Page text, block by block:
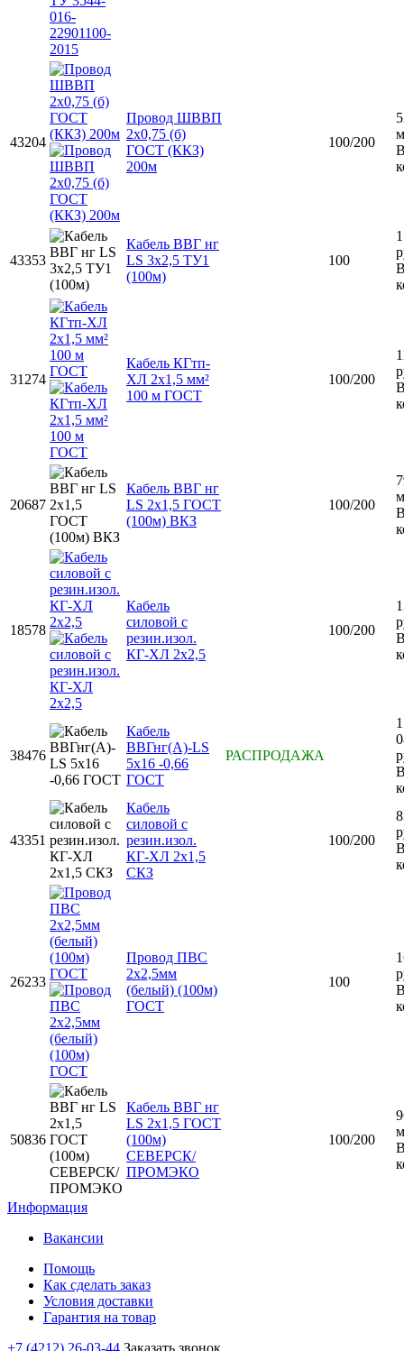
43204
Провод ШВВП
2х0,75 (б)
ГОСТ (ККЗ)
200м
100/200
м
43353
Кабель ВВГ нг
LS 3x2,5 ТУ1
(100м)
100
31274
Кабель КГтп-
ХЛ 2х1,5 мм²
100 м ГОСТ
100/200
20687
Кабель ВВГ нг
LS 2х1,5 ГОСТ
(100м) ВКЗ
100/200
м
18578
Кабель
силовой с
резин.изол.
КГ-ХЛ 2х2,5
100/200
38476
Кабель
ВВГнг(А)-LS
5х16 -0,66
ГОСТ
РАСПРОДАЖА
1
43351
Кабель
силовой с
резин.изол.
КГ-ХЛ 2х1,5
СКЗ
100/200
26233
Провод ПВС
2х2,5мм
(белый) (100м)
ГОСТ
100
50836
Кабель ВВГ нг
LS 2х1,5 ГОСТ
(100м)
СЕВЕРСК/
ПРОМЭКО
100/200
м
Информация
Вакансии
Помощь
Как сделать заказ
Условия доставки
Гарантия на товар
+7 (4212) 26-03-44 Заказать звонок